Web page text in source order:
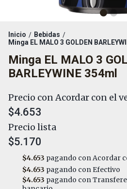
Inicio / Bebidas /
Minga EL MALO 3 GOLDEN
Minga EL MALO 3
BARLEYWINE 354ml
Precio con Acordar con el
$4.653
Precio lista
$5.170
$4.653 pagando con Acordar
$4.653 pagando con Efectivo
$4.653 pagando con